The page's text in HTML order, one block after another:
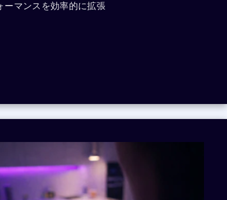
ーマンスを効率的に拡張